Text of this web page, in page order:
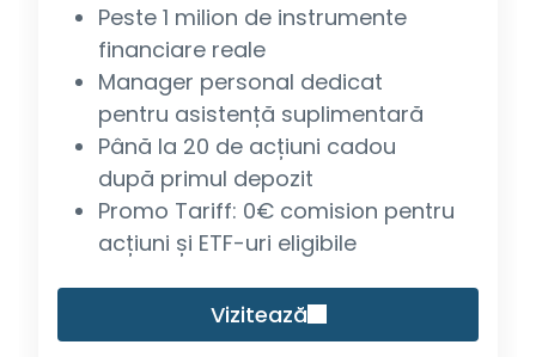
Peste 1 milion de instrumente
financiare reale
Manager personal dedicat
pentru asistență suplimentară
Până la 20 de acțiuni cadou
după primul depozit
Promo Tariff: 0€ comision pentru
acțiuni și ETF-uri eligibile
Vizitează